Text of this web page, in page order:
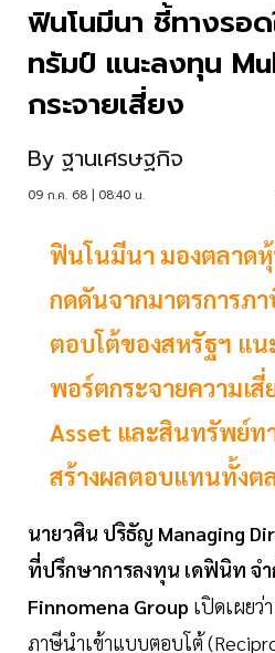
ฟินโนมีนา ชี้ทางรอด
ทรัมป์ แนะลงทุน
กระจายเสี่ยง
By ฐานเศรษฐกิจ
09 ก.ค. 68 | 08:40 น.
ฟินโนมีนา มองตลาด
กดดันจากมาตรการภ
ตอบโต้ของสหรัฐฯ แ
พอร์ตกระจายความเ
Asset และสินทรัพย์ท
สร้างผลตอบแทนทั้งต
นายวศิน ปริธัญ Managing
ที่ปรึกษาการลงทุน เดฟินิท จำ
Finnomena Group เปิดเผยว่
ภาษีนำเข้าแบบตอบโต้